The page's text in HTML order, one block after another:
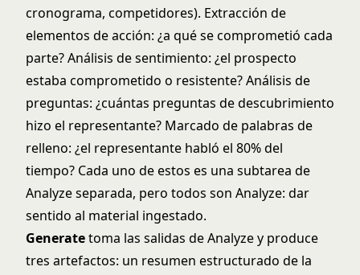
cronograma, competidores). Extracción de
elementos de acción: ¿a qué se comprometió cada
parte? Análisis de sentimiento: ¿el prospecto
estaba comprometido o resistente? Análisis de
preguntas: ¿cuántas preguntas de descubrimiento
hizo el representante? Marcado de palabras de
relleno: ¿el representante habló el 80% del
tiempo? Cada uno de estos es una subtarea de
Analyze separada, pero todos son Analyze: dar
sentido al material ingestado.
Generatetoma las salidas de Analyze y produce
tres artefactos: un resumen estructurado de la